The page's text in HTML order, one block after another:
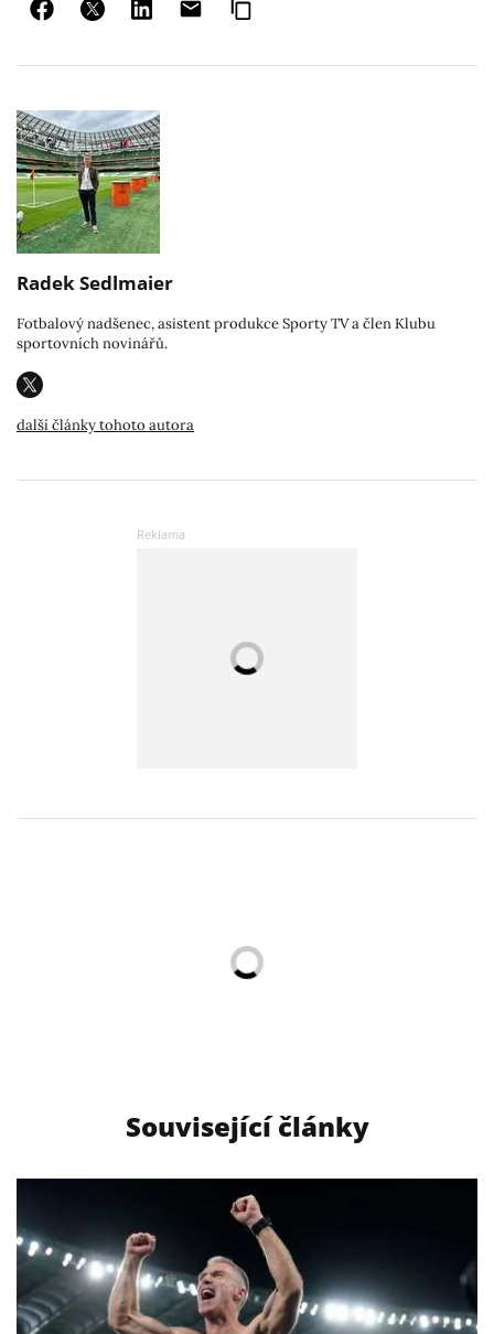
Radek Sedlmaier
Fotbalový nadšenec, asistent produkce Sporty TV a člen Klubu
sportovních novinářů.
další články tohoto autora
Související články